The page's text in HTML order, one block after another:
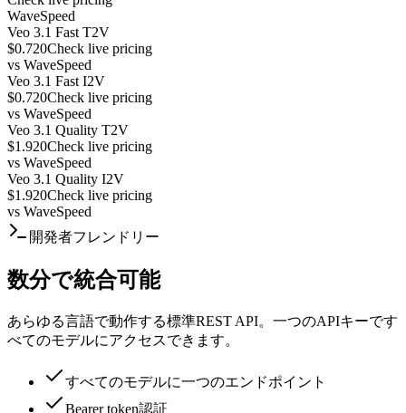
WaveSpeed
Veo 3.1 Fast T2V
$0.720Check live pricing
vs WaveSpeed
Veo 3.1 Fast I2V
$0.720Check live pricing
vs WaveSpeed
Veo 3.1 Quality T2V
$1.920Check live pricing
vs WaveSpeed
Veo 3.1 Quality I2V
$1.920Check live pricing
vs WaveSpeed
開発者フレンドリー
数分で統合可能
あらゆる言語で動作する標準REST API。一つのAPIキーです
べてのモデルにアクセスできます。
すべてのモデルに一つのエンドポイント
Bearer token認証